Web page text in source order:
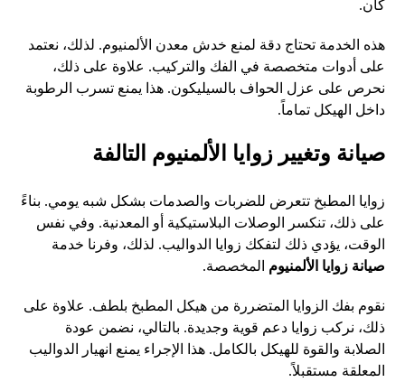
كان.
هذه الخدمة تحتاج دقة لمنع خدش معدن الألمنيوم. لذلك، نعتمد
على أدوات متخصصة في الفك والتركيب. علاوة على ذلك،
نحرص على عزل الحواف بالسيليكون. هذا يمنع تسرب الرطوبة
داخل الهيكل تماماً.
صيانة وتغيير زوايا الألمنيوم التالفة
زوايا المطبخ تتعرض للضربات والصدمات بشكل شبه يومي. بناءً
على ذلك، تنكسر الوصلات البلاستيكية أو المعدنية. وفي نفس
الوقت، يؤدي ذلك لتفكك زوايا الدواليب. لذلك، وفرنا خدمة
صيانة زوايا الألمنيوم المخصصة.
نقوم بفك الزوايا المتضررة من هيكل المطبخ بلطف. علاوة على
ذلك، نركب زوايا دعم قوية وجديدة. بالتالي، نضمن عودة
الصلابة والقوة للهيكل بالكامل. هذا الإجراء يمنع انهيار الدواليب
المعلقة مستقبلاً.